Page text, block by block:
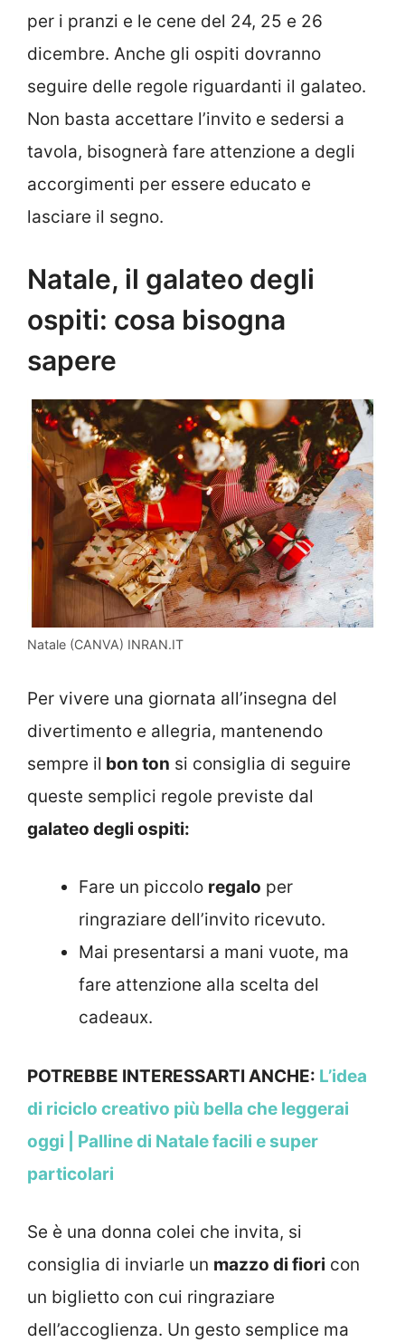
per i pranzi e le cene del 24, 25 e 26
dicembre. Anche gli ospiti dovranno
seguire delle regole riguardanti il galateo.
Non basta accettare l’invito e sedersi a
tavola, bisognerà fare attenzione a degli
accorgimenti per essere educato e
lasciare il segno.
Natale, il galateo degli
ospiti: cosa bisogna
sapere
Natale (CANVA) INRAN.IT
Per vivere una giornata all’insegna del
divertimento e allegria, mantenendo
sempre il bon ton si consiglia di seguire
queste semplici regole previste dal
galateo degli ospiti:
Fare un piccolo regalo per
ringraziare dell’invito ricevuto.
Mai presentarsi a mani vuote, ma
fare attenzione alla scelta del
cadeaux.
POTREBBE INTERESSARTI ANCHE: L’idea
di riciclo creativo più bella che leggerai
oggi | Palline di Natale facili e super
particolari
Se è una donna colei che invita, si
consiglia di inviarle un mazzo di fiori con
un biglietto con cui ringraziare
dell’accoglienza. Un gesto semplice ma